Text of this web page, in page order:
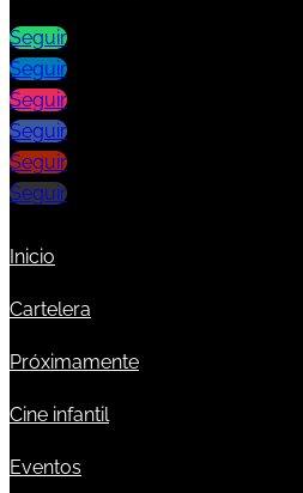
Seguir
Seguir
Seguir
Seguir
Seguir
Seguir
Inicio
Cartelera
Próximamente
Cine infantil
Eventos